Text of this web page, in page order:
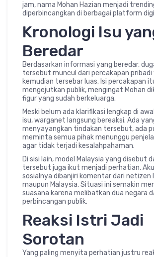
jam, nama Mohan Hazian menjadi
diperbincangkan di berbagai platform
Kronologi Isu
Beredar
Berdasarkan informasi yang beredar,
tersebut muncul dari percakapan pribadi
kemudian tersebar luas. Isi percakapan
mengejutkan publik, mengingat Mohan
figur yang sudah berkeluarga.
Meski belum ada klarifikasi lengkap di
isu, warganet langsung bereaksi. Ada
menyayangkan tindakan tersebut, ada
meminta semua pihak menunggu
agar tidak terjadi kesalahpahaman.
Di sisi lain, model Malaysia yang disebut
tersebut juga ikut menjadi perhatian.
sosialnya dibanjiri komentar dari netizen
maupun Malaysia. Situasi ini semakin
suasana karena melibatkan dua negara
perbincangan publik.
Reaksi Istri Jadi
Sorotan
Yang paling menyita perhatian justru